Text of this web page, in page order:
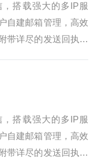
现代社会中，电子...
，搭载强大的多IP服
自建邮箱管理，高效
带详尽的发送回执，
接口是一种用于发送
接口，我们可以轻...
，搭载强大的多IP服
自建邮箱管理，高效
带详尽的发送回执，